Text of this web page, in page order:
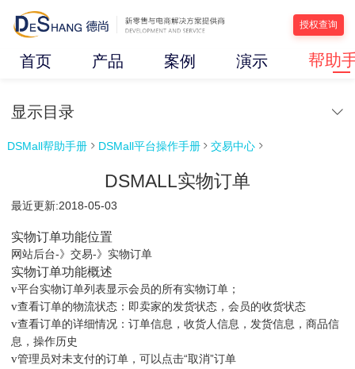
授权查询
首页 产品 案例 演示 帮助
显示目录
DSMall帮助手册  DSMall平台操作手册  交易中心 
DSMALL实物订单
最近更新:2018-05-03
实物订单功能位置
网站后台-》交易-》实物订单
实物订单功能概述
v平台实物订单列表显示会员的所有实物订单；
v查看订单的物流状态：即卖家的发货状态，会员的收货状态
v查看订单的详细情况：订单信息，收货人信息，发货信息，商品信
息，操作历史
v管理员对未支付的订单，可以点击“取消”订单